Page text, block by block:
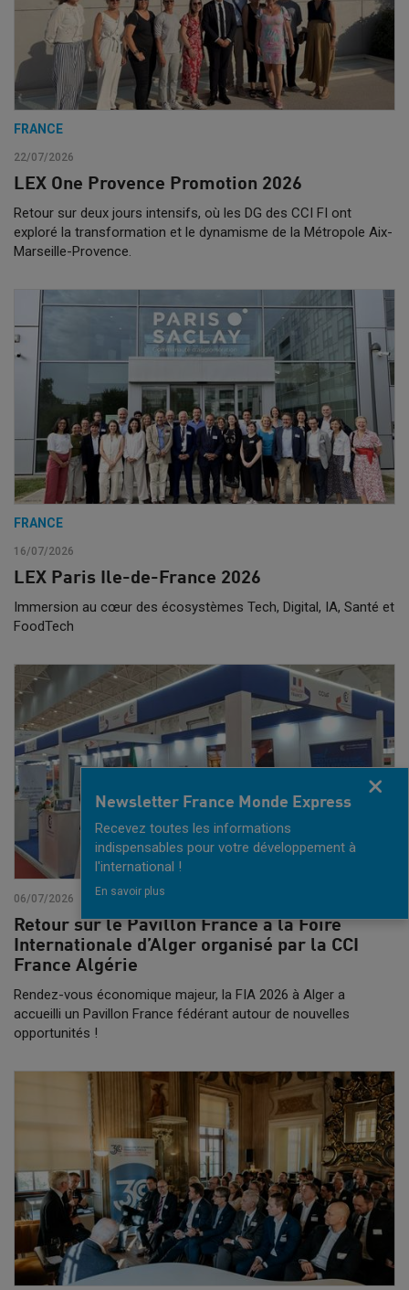
FRANCE
22/07/2026
LEX One Provence Promotion 2026
Retour sur deux jours intensifs, où les DG des CCI FI ont
exploré la transformation et le dynamisme de la Métropole Aix-
Marseille-Provence.
FRANCE
16/07/2026
LEX Paris Ile-de-France 2026
Immersion au cœur des écosystèmes Tech, Digital, IA, Santé et
FoodTech
06/07/2026
Retour sur le Pavillon France à la Foire
Internationale d’Alger organisé par la CCI
France Algérie
Rendez-vous économique majeur, la FIA 2026 à Alger a
accueilli un Pavillon France fédérant autour de nouvelles
opportunités !
Newsletter France Monde Express
Recevez toutes les informations
indispensables pour votre développement à
l'international !
En savoir plus